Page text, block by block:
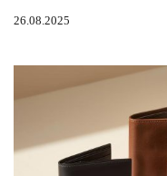
26.08.2025